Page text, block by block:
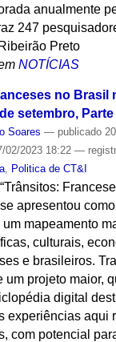
anualmente
247
Preto
NOTÍCIAS
no Brasil
setembro, Parte
Soares — publicado
02/2023 18:22 —
, Politica de CT&I
apresentou
um mapeamento
culturais,
e brasileiros.
um projeto maior,
digital
experiências aqui
com potencial